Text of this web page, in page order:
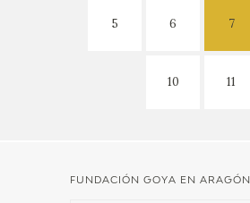
5 6 7
10 11
FUNDACIÓN GOYA EN ARAGÓN